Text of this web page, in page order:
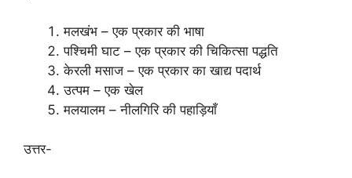
मलखंभ – एक प्रकार की भाषा
पश्चिमी घाट – एक प्रकार की चिकित्सा पद्धति
केरली मसाज – एक प्रकार का खाद्य पदार्थ
उत्पम – एक खेल
मलयालम – नीलगिरि की पहाड़ियाँ
उत्तर-